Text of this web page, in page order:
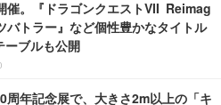
催。『ドラゴンクエストVII Reimag
バトラー』など個性豊かなタイトル
ーブルも公開
周年記念展で、大きさ2m以上の「キ